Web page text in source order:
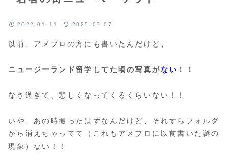
2022.01.11 2025.07.07
以前、アメブロの方にも書いたんだけど、
ニュージーランド留学してた頃の写真がない ！！
なさ過ぎて、悲しくなってくるくらいない！！
いや、あの時撮ったはずなんだけど、それすらフォルダ
から消えちゃってて（これもアメブロに以前書いた謎の
現象）ない！！